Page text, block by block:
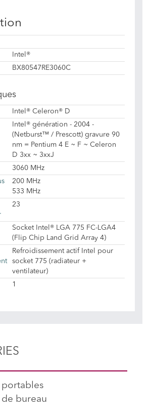
Intel®
BX80547RE3060C
Intel® Celeron® D
Intel® génération - 2004 -
(Netburst™ / Prescott) gravure 90
nm = Pentium 4 E ~ F ~ Celeron
D 3xx ~ 3xxJ
3060 MHz
200 MHz
533 MHz
23
Socket Intel® LGA 775 FC-LGA4
(Flip Chip Land Grid Array 4)
Refroidissement actif Intel pour
socket 775 (radiateur +
ventilateur)
1
bureau